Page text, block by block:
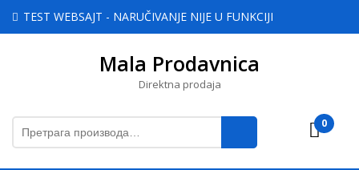
SkipTEST WEBSAJT - NARUČIVANJE NIJE U FUNKCIJI
Mala Prodavnica
Direktna prodaja
Претрага
за:
Cart
0